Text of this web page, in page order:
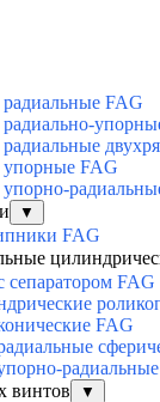
FAG
FAG
▼
FAG
FAG
FAG
винтов
▼